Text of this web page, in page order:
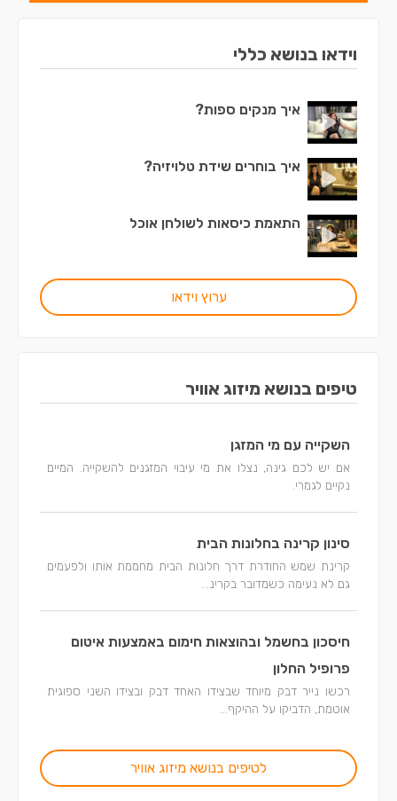
וידאו בנושא כללי
איך מנקים ספות?
איך בוחרים שידת טלויזיה?
התאמת כיסאות לשולחן אוכל
ערוץ וידאו
טיפים בנושא מיזוג אוויר
השקייה עם מי המזגן
אם יש לכם גינה, נצלו את מי עיבוי המזגנים להשקייה. המיים
נקיים לגמרי.
סינון קרינה בחלונות הבית
קרינת שמש החודרת דרך חלונות הבית מחממת אותו ולפעמים
גם לא נעימה כשמדובר בקרינ...
חיסכון בחשמל ובהוצאות חימום באמצעות איטום
פרופיל החלון
רכשו נייר דבק מיוחד שבצידו האחד דבק ובצידו השני ספוגית
אוטמת, הדביקו על ההיקף...
לטיפים בנושא מיזוג אוויר